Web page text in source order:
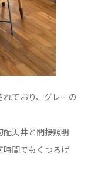
ており、グレーの
天井と間接照明
時間でもくつろげ